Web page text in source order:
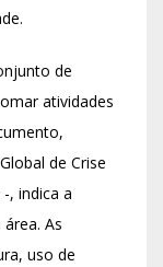
de
atividades
de Crise
, indica a
As
uso de